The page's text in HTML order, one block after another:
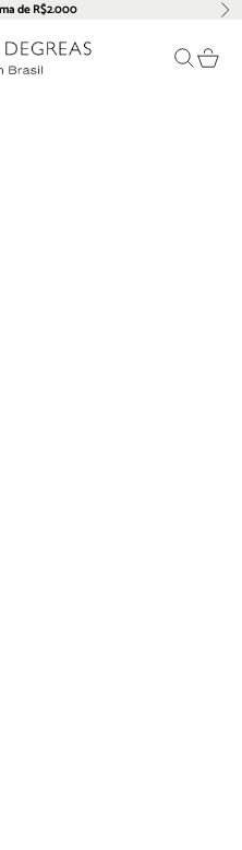
de R$2.000
Pesquisar